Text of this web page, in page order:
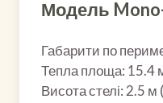
Модель
Габарити по
Тепла площа: 15.4
Висота стелі: 2.5